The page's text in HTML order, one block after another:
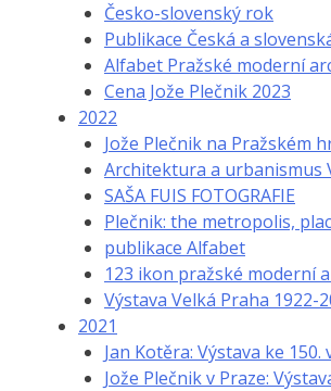
Česko-slovenský rok
Publikace Česká a
Alfabet Pražské moderní
Cena Jože Plečnik 2023
2022
Jože Plečnik na Pražském
Architektura a urbanismus
SAŠA FUIS FOTOGRAFIE
Plečnik: the metropolis,
publikace Alfabet
123 ikon pražské moderní
Výstava Velká Praha 1922-
2021
Jan Kotěra: Výstava ke
Jože Plečnik v Praze: